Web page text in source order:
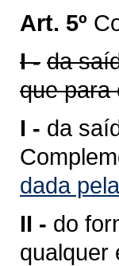
Art. 5º
I - da
que para
I - da
dada
II - do
qualquer